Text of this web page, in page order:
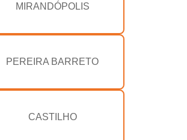
MIRANDÓPOLIS
PEREIRA BARRETO
CASTILHO